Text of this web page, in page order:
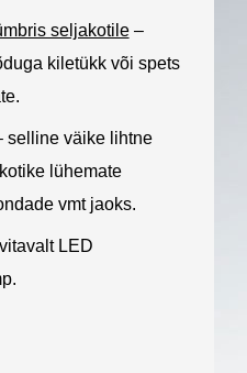
seljakotile–
kiletükk või spets
selline väike lihtne
lühemate
vmt jaoks.
LED